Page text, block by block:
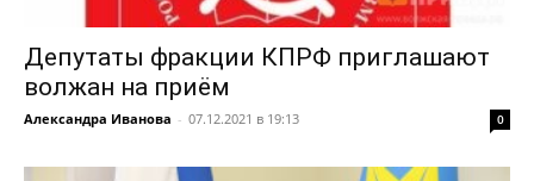
Депутаты фракции КПРФ приглашают
волжан на приём
Александра Иванова - 07.12.2021 в 19:13 0